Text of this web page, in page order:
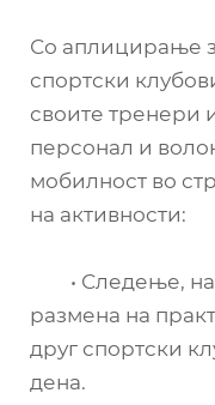
Со аплицирање
спортски
своите тренери
персонал и
мобилност во
на активности:
• Следење,
размена на
друг спортски
дена.